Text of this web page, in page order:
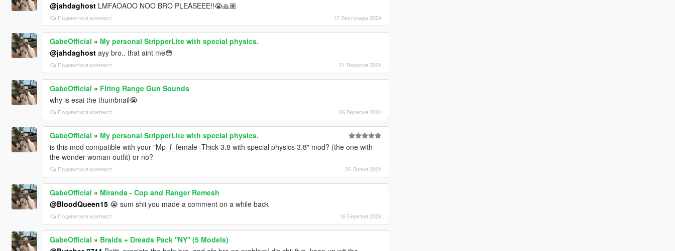
@jahdaghostLMFAOAOO NOO BRO PLEASEEE!!😭🙏🏽
Подивитися контекст 17 Листопада 2024
GabeOfficial » My personal StripperLite with special physics.
@jahdaghostayy bro.. that aint me😳
Подивитися контекст 21 Вересня 2024
GabeOfficial » Firing Range Gun Sounds
why is esai the thumbnail😭
Подивитися контекст 06 Вересня 2024
GabeOfficial » My personal StripperLite with special physics.
is this mod compatible with your "Mp_f_female -Thick 3.8 with special physics 3.8" mod? (the one with
the wonder woman outfit) or no?
Подивитися контекст 26 Липня 2024
GabeOfficial » Miranda - Cop and Ranger Remesh
@BloodQueen15😭 sum shii you made a comment on a while back
Подивитися контекст 16 Березня 2024
GabeOfficial » Braids + Dreads Pack ''NY'' (5 Models)